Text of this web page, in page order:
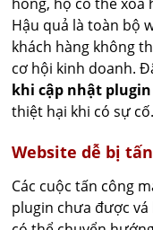
Hậu quả là toàn bộ
khách hàng không
cơ hội kinh doanh.
khi cập nhật plugin
thiệt hại khi có sự cố.
Website dễ bị
Các cuộc tấn công
plugin chưa được vá